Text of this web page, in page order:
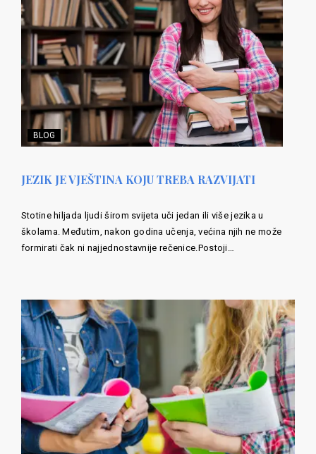
BLOG
JEZIK JE VJEŠTINA KOJU TREBA RAZVIJATI
Stotine hiljada ljudi širom svijeta uči jedan ili više jezika u
školama. Međutim, nakon godina učenja, većina njih ne može
formirati čak ni najjednostavnije rečenice.Postoji…